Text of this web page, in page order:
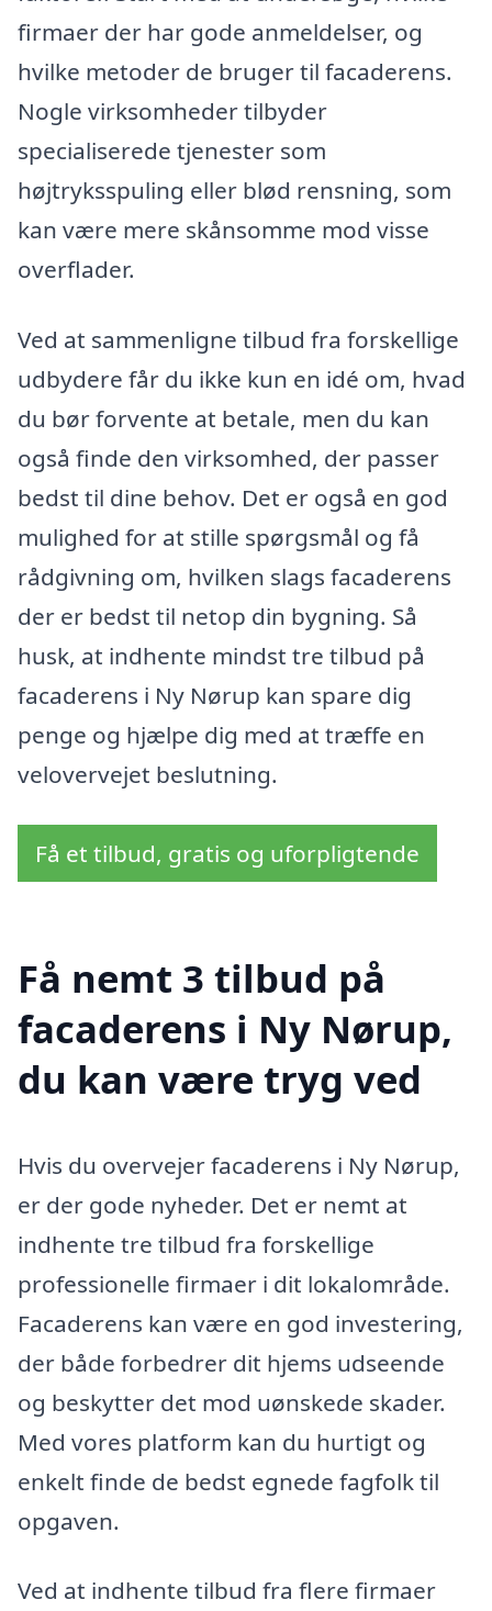
firmaer der har gode anmeldelser, og
hvilke metoder de bruger til facaderens.
Nogle virksomheder tilbyder
specialiserede tjenester som
højtryksspuling eller blød rensning, som
kan være mere skånsomme mod visse
overflader.
Ved at sammenligne tilbud fra forskellige
udbydere får du ikke kun en idé om, hvad
du bør forvente at betale, men du kan
også finde den virksomhed, der passer
bedst til dine behov. Det er også en god
mulighed for at stille spørgsmål og få
rådgivning om, hvilken slags facaderens
der er bedst til netop din bygning. Så
husk, at indhente mindst tre tilbud på
facaderens i Ny Nørup kan spare dig
penge og hjælpe dig med at træffe en
velovervejet beslutning.
Få et tilbud, gratis og uforpligtende
Få nemt 3 tilbud på
facaderens i Ny Nørup,
du kan være tryg ved
Hvis du overvejer facaderens i Ny Nørup,
er der gode nyheder. Det er nemt at
indhente tre tilbud fra forskellige
professionelle firmaer i dit lokalområde.
Facaderens kan være en god investering,
der både forbedrer dit hjems udseende
og beskytter det mod uønskede skader.
Med vores platform kan du hurtigt og
enkelt finde de bedst egnede fagfolk til
opgaven.
Ved at indhente tilbud fra flere firmaer